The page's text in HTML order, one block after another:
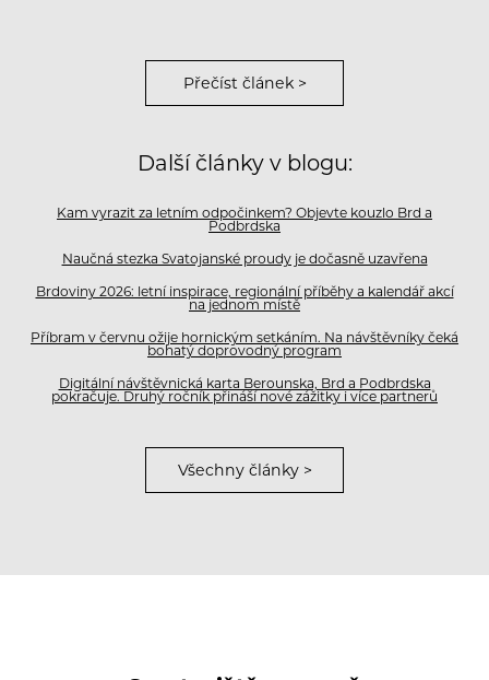
Přečíst článek >
Další články v blogu:
Kam vyrazit za letním odpočinkem? Objevte kouzlo Brd a
Podbrdska
Naučná stezka Svatojanské proudy je dočasně uzavřena
Brdoviny 2026: letní inspirace, regionální příběhy a kalendář akcí
na jednom místě
Příbram v červnu ožije hornickým setkáním. Na návštěvníky čeká
bohatý doprovodný program
Digitální návštěvnická karta Berounska, Brd a Podbrdska
pokračuje. Druhý ročník přináší nové zážitky i více partnerů
Všechny články >